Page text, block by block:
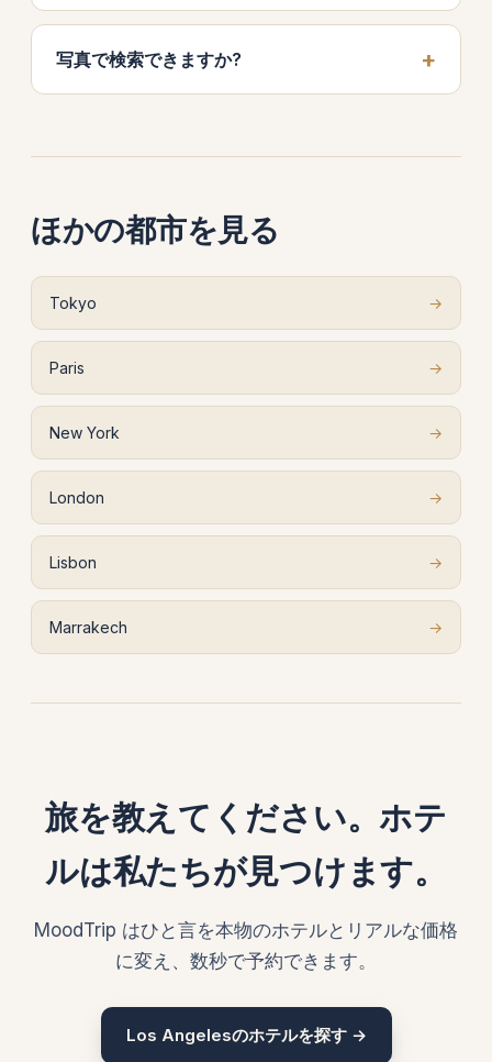
写真で検索できますか?
ほかの都市を見る
Tokyo →
Paris →
New York →
London →
Lisbon →
Marrakech →
旅を教えてください。ホテ
ルは私たちが見つけます。
MoodTrip はひと言を本物のホテルとリアルな価格
に変え、数秒で予約できます。
Los Angelesのホテルを探す →